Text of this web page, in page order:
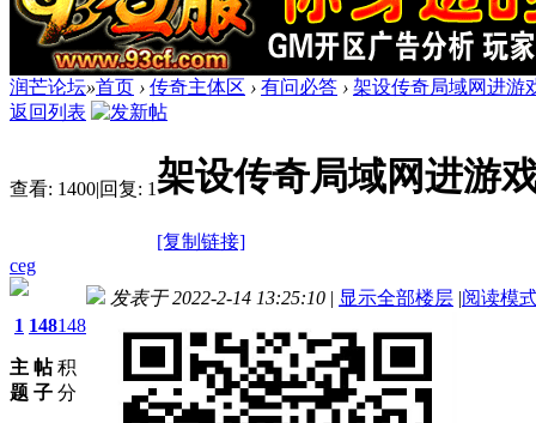
润芒论坛»首页 › 传奇主体区 › 有问必答 › 架设传奇局域网进游
返回列表
查看: 1400|回复: 1架设传奇局域网进游
[复制链接]
ceg
1
主
题
148
帖
子
148
积
分
发表于 2022-2-14 13:25:10 | 显示全部楼层 |阅读模